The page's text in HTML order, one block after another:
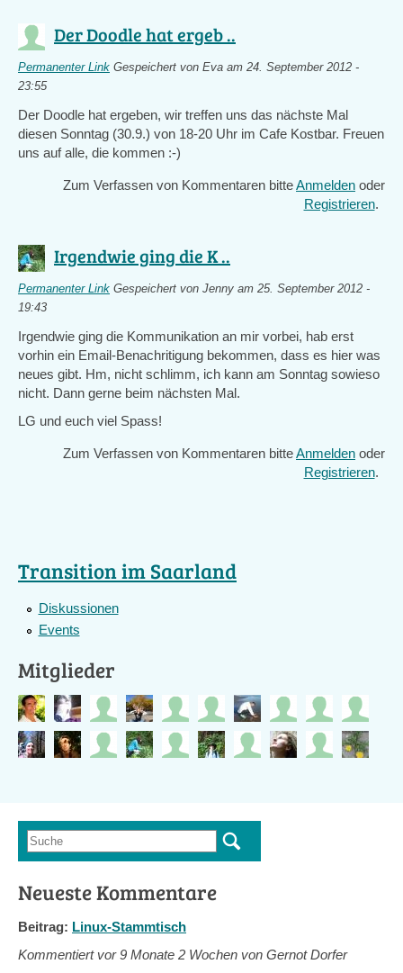
Der Doodle hat ergeb ..
Permanenter Link Gespeichert von Eva am 24. September 2012 -
23:55
Der Doodle hat ergeben, wir treffen uns das nächste Mal
diesen Sonntag (30.9.) von 18-20 Uhr im Cafe Kostbar. Freuen
uns auf alle, die kommen :-)
Zum Verfassen von Kommentaren bitteAnmelden oder
Registrieren.
Irgendwie ging die K ..
Permanenter Link Gespeichert von Jenny am 25. September 2012 -
19:43
Irgendwie ging die Kommunikation an mir vorbei, hab erst
vorhin ein Email-Benachritigung bekommen, dass es hier was
neues gibt. Hm, nicht schlimm, ich kann am Sonntag sowieso
nicht. Dann gerne beim nächsten Mal.
LG und euch viel Spass!
Zum Verfassen von Kommentaren bitteAnmelden oder
Registrieren.
Transition im Saarland
Diskussionen
Events
Mitglieder
Suchformular
Suche
Neueste Kommentare
Beitrag: Linux-Stammtisch
Kommentiert vor9 Monate 2 Wochen von Gernot Dorfer